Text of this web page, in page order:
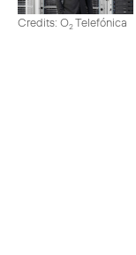
Credits: O2Telefónica